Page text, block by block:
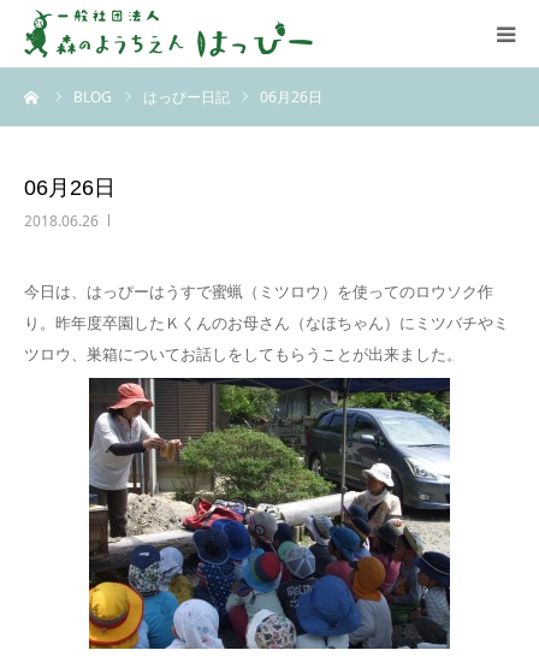
BLOG はっぴー日記 06月26日
06月26日
2018.06.26
今日は、はっぴーはうすで蜜蝋（ミツロウ）を使ってのロウソク作
り。昨年度卒園したＫくんのお母さん（なほちゃん）にミツバチやミ
ツロウ、巣箱についてお話しをしてもらうことが出来ました。
はっぴーについて
アクセス